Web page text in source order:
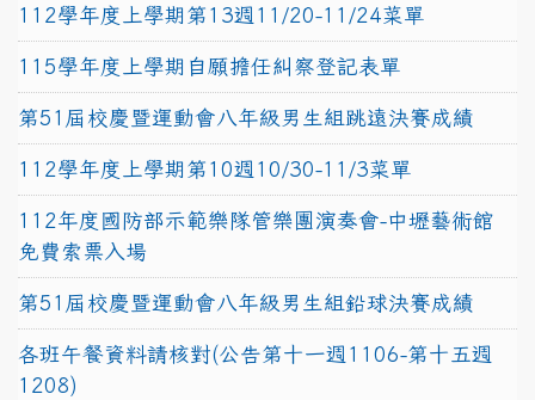
112學年度上學期第13週11/20-11/24菜單
115學年度上學期自願擔任糾察登記表單
第51屆校慶暨運動會八年級男生組跳遠決賽成績
112學年度上學期第10週10/30-11/3菜單
112年度國防部示範樂隊管樂團演奏會-中壢藝術館
免費索票入場
第51屆校慶暨運動會八年級男生組鉛球決賽成績
各班午餐資料請核對(公告第十一週1106-第十五週
1208)